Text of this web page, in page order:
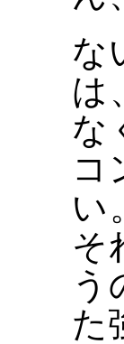
な
は
な
コ
い
そ
う
た